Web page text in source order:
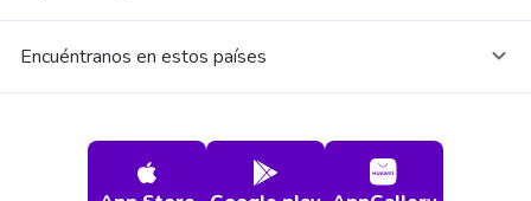
Encuéntranos en estos países